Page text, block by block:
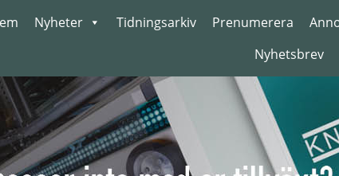
Nyheter Tidningsarkiv Prenumerera
Nyhetsbrev